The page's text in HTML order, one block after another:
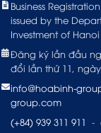
Business
issued by the
Investment of
Đăng ký lần đầu
đổi lần thứ 11,
info@hoabinh-
group.com
(+84) 939 311 911 -